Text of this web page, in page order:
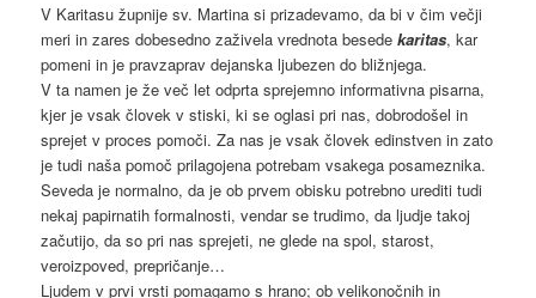
V Karitasu župnije sv. Martina si prizadevamo, da bi v čim večji
meri in zares dobesedno zaživela vrednota besedekaritas, kar
pomeni in je pravzaprav dejanska ljubezen do bližnjega.
V ta namen je že več let odprta sprejemno informativna pisarna,
kjer je vsak človek v stiski, ki se oglasi pri nas, dobrodošel in
sprejet v proces pomoči. Za nas je vsak človek edinstven in zato
je tudi naša pomoč prilagojena potrebam vsakega posameznika.
Seveda je normalno, da je ob prvem obisku potrebno urediti tudi
nekaj papirnatih formalnosti, vendar se trudimo, da ljudje takoj
začutijo, da so pri nas sprejeti, ne glede na spol, starost,
veroizpoved, prepričanje…
Ljudem v prvi vrsti pomagamo s hrano; ob velikonočnih in